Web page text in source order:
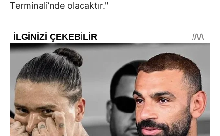
Terminali’nde olacaktır."